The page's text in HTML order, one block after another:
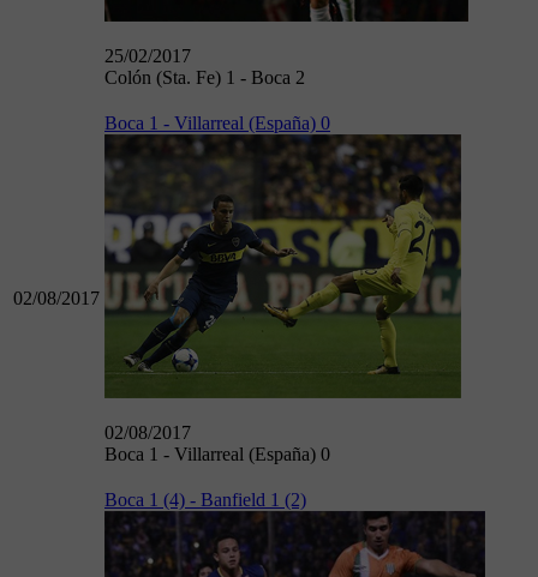
25/02/2017
Colón (Sta. Fe) 1 - Boca 2
02/08/2017
Boca 1 - Villarreal (España) 0
02/08/2017
Boca 1 - Villarreal (España) 0
Boca 1 (4) - Banfield 1 (2)